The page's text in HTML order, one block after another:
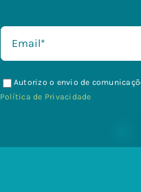
Autorizo o envio de
Política de Privacidade